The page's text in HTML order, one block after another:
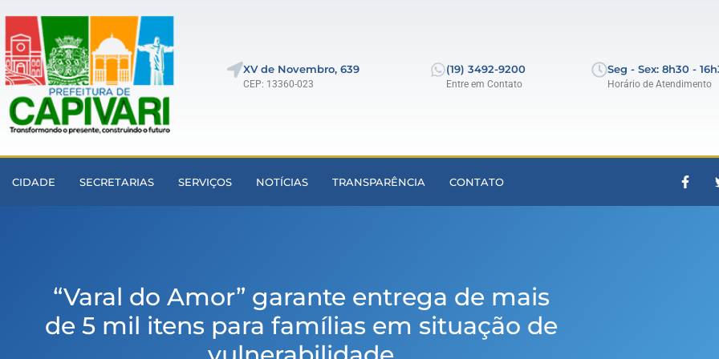
XV de Novembro, 639
CEP: 13360-023
(19) 3492-9200
Entre em Contato
Seg - Sex: 8h30 -
Horário de Atendimento
CIDADE SECRETARIAS SERVIÇOS NOTÍCIAS TRANSPARÊNCIA CONTATO
“Varal do Amor” garante entrega de mais
de 5 mil itens para famílias em situação de